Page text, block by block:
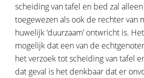
scheiding van tafel en bed zal
toegewezen als ook de rechter van
huwelijk ‘duurzaam’ ontwricht is.
mogelijk dat een van de
het verzoek tot scheiding van tafel
dat geval is het denkbaar dat er